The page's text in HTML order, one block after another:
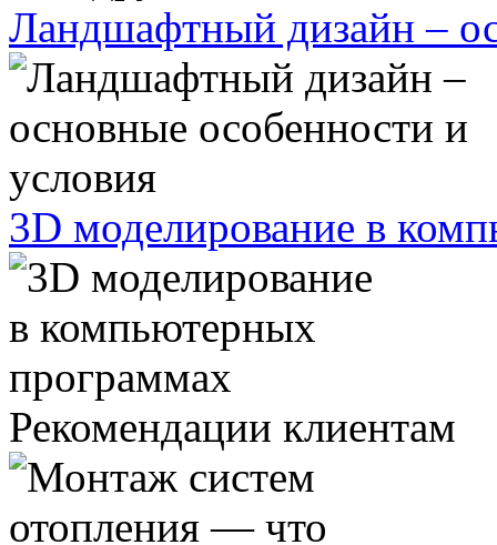
Ландшафтный дизайн –
3D моделирование в
Рекомендации клиентам